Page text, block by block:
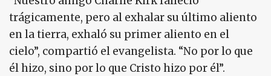
trágicamente, pero al exhalar su último aliento
en la tierra, exhaló su primer aliento en el
cielo”, compartió el evangelista. “No por lo que
él hizo, sino por lo que Cristo hizo por él”.